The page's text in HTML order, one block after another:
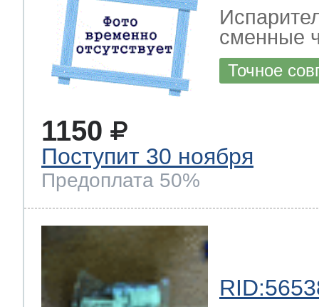
сменные
Точное
1150
Поступит 30 ноября
Предоплата 50%